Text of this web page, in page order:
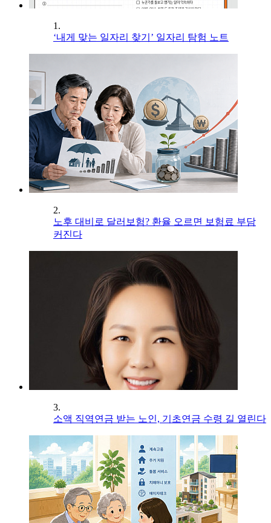
1.
‘내게 맞는 일자리 찾기’ 일자리 탐험 노트
2.
노후 대비로 달러보험? 환율 오르면 보험료 부담
커진다
3.
소액 직역연금 받는 노인, 기초연금 수령 길 열린다